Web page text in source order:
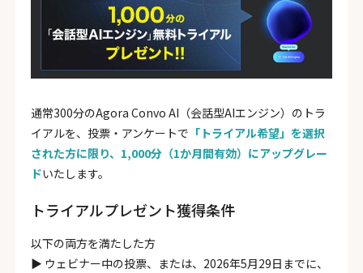
通常300分のAgora Convo AI（会話型AIエンジン）のトラ
イアルを、投票・アンケートで 「トライアル希望」を選択
された方に限り、1,000分（1か月間有効）にアップグレー
ドいたします。
トライアルプレゼント獲得条件
以下の両方を満たした方
▶︎ ウェビナー中の投票、または、2026年5月29日までに、